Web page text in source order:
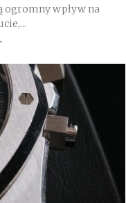
ogromny wpływ na